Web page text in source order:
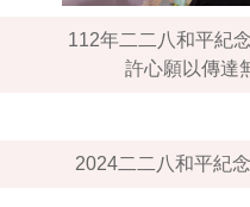
112年二二八和平紀
許心願以傳達
2024二二八和平紀